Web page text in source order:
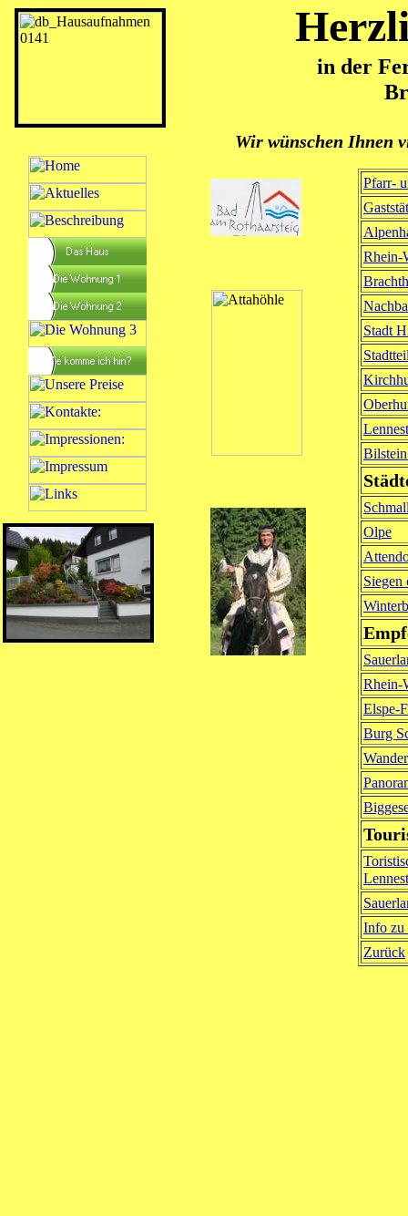
in der
Wir wünschen Ihnen
Pfarr-
Rhein-
Stadt
Olpe
Siegen
Rhein-
Elspe-
Burg
Info zu
Zurück